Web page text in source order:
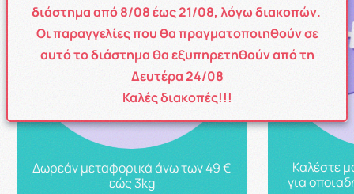
Δωρεάν μεταφορικά άνω των 49 €
εώς 3kg
Καλέστε
για
διάστημα από8/08έως21/08, λόγω διακοπών.
Οι παραγγελίες που θα πραγματοποιηθούν σε
αυτό το διάστημα θα εξυπηρετηθούν από τη
Δευτέρα 24/08
Καλές διακοπές!!!